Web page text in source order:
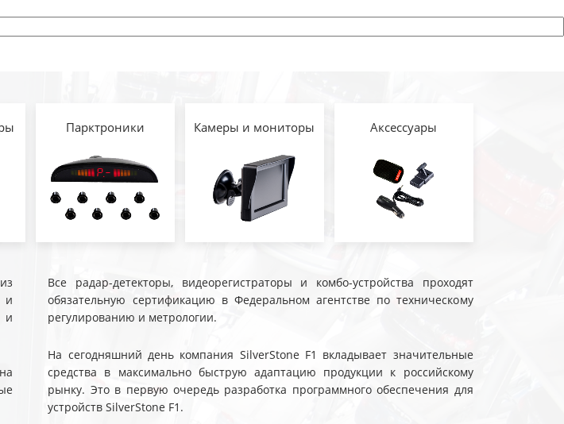
Парктроники Камеры и мониторы Аксессуары
и
и
Все радар-детекторы, видеорегистраторы и комбо-устройства проходят
обязательную сертификацию в Федеральном агентстве по техническому
регулированию и метрологии.
На сегодняшний день компания SilverStone F1 вкладывает значительные
средства в максимально быструю адаптацию продукции к российскому
рынку. Это в первую очередь разработка программного обеспечения для
устройств SilverStone F1.